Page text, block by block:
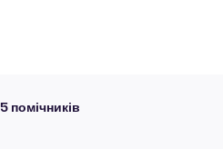
помічників